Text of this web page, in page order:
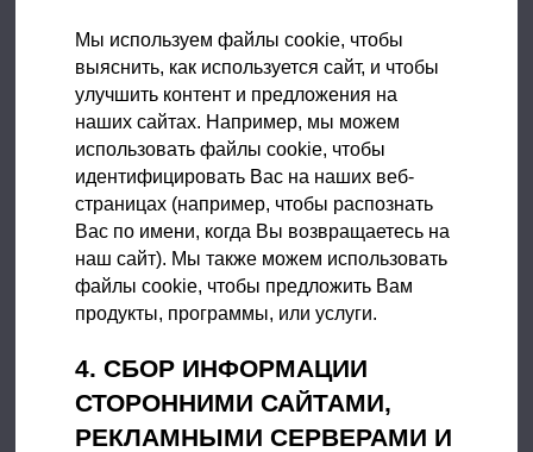
Мы используем файлы сookie, чтобы
выяснить, как используется сайт, и чтобы
улучшить контент и предложения на
наших сайтах. Например, мы можем
использовать файлы сookie, чтобы
идентифицировать Вас на наших веб-
страницах (например, чтобы распознать
Вас по имени, когда Вы возвращаетесь на
наш сайт). Мы также можем использовать
файлы сookie, чтобы предложить Вам
продукты, программы, или услуги.
4. СБОР ИНФОРМАЦИИ
СТОРОННИМИ САЙТАМИ,
РЕКЛАМНЫМИ СЕРВЕРАМИ И